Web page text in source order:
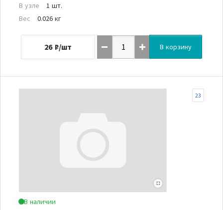
В узле
1 шт.
Вес
0.026 кг
26 ₽/шт В корзину
В наличии
23